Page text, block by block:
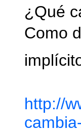
¿Qué
Como
http://